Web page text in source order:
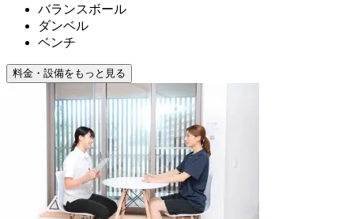
バランスボール
ダンベル
ベンチ
料金・設備をもっと見る